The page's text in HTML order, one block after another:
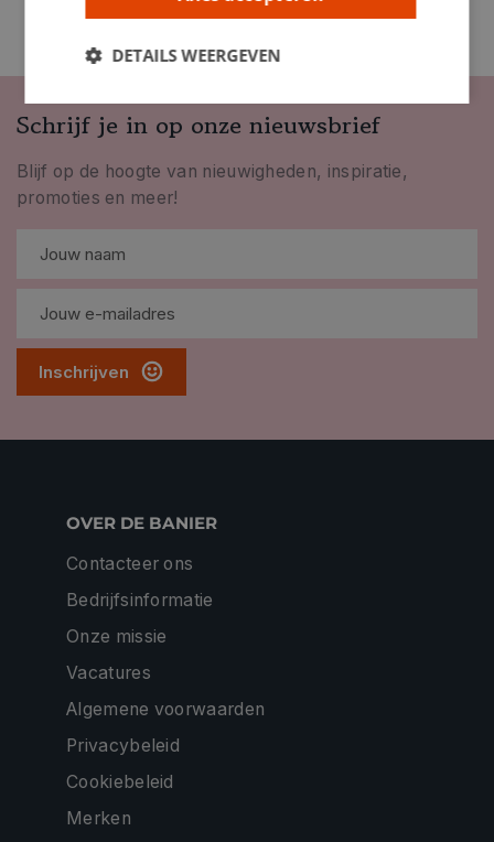
Schrijf je in op onze nieuwsbrief
Blijf op de hoogte van nieuwigheden, inspiratie,
promoties en meer!
Inschrijven
OVER DE BANIER
Contacteer ons
Bedrijfsinformatie
Onze missie
Vacatures
Algemene voorwaarden
Privacybeleid
Cookiebeleid
Merken
DETAILS WEERGEVEN